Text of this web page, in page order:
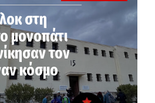
στη
μονοπάτι
τον
κόσμο